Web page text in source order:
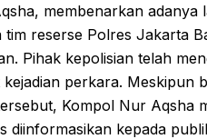
membenarkan adanya
reserse Polres Jakarta
Pihak kepolisian telah
perkara. Meskipun
Kompol Nur Aqsha
diinformasikan kepada